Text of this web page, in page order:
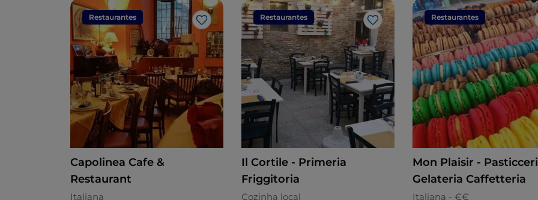
Restaurantes
Gosto
Capolinea Cafe &
Restaurant
Italiana
Restaurantes
Gosto
Il Cortile - Primeria
Friggitoria
Cozinha local
Restaurantes
Mon Plaisir -
Gelateria Caffetteria
Italiana - €€